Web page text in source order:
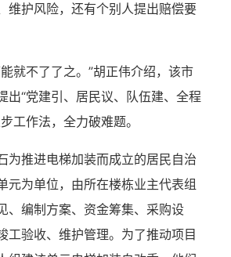
维护风险，还有个别人提出赔偿要
就不了了之。”胡正伟介绍，该市
出“党建引、居民议、队伍建、全程
工作法，全力破难题。
为推进电梯加装而成立的居民自治
元为单位，由所在楼栋业主代表组
、编制方案、资金筹集、采购设
工验收、维护管理。为了推动项目